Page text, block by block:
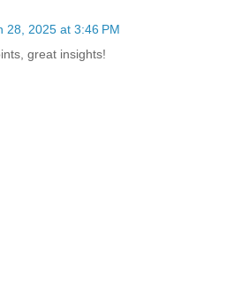
28, 2025 at 3:46 PM
great insights!